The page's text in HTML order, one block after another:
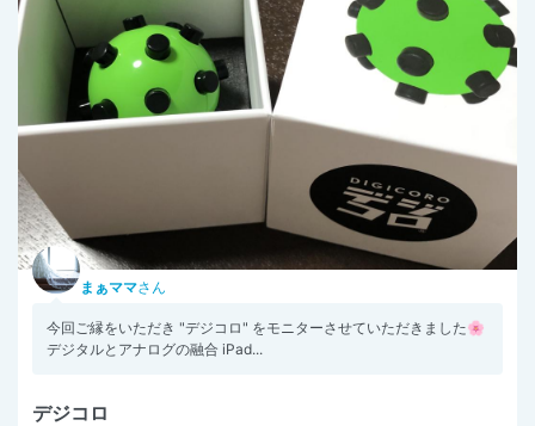
まぁママさん
今回ご縁をいただき "デジコロ" をモニターさせていただきました🌸
デジタルとアナログの融合 iPad...
デジコロ